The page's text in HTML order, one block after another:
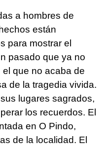
a hombres de
están
para mostrar el
pasado que ya no
que no acaba de
de la tragedia vivida.
lugares sagrados,
los recuerdos. El
en O Pindo,
de la localidad. El